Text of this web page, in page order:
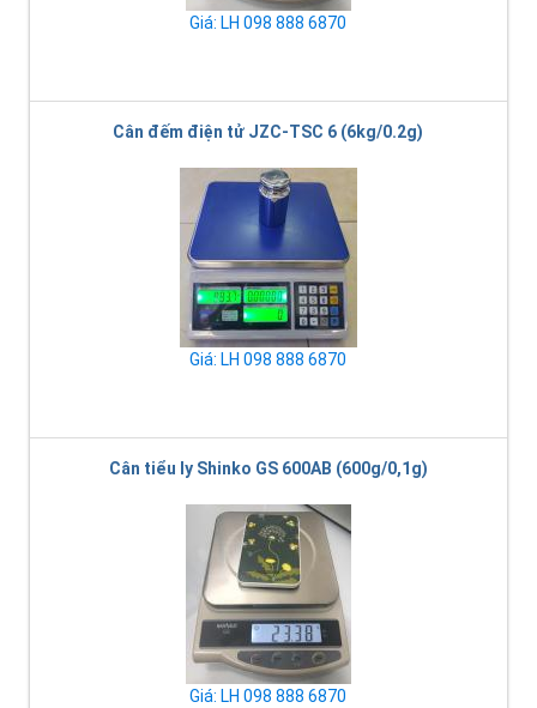
Giá: LH 098 888 6870
Cân đếm điện tử JZC-TSC 6 (6kg/0.2g)
Giá: LH 098 888 6870
Cân tiểu ly Shinko GS 600AB (600g/0,1g)
Giá: LH 098 888 6870